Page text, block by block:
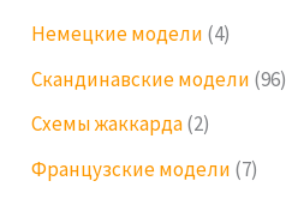
Немецкие модели (4)
Скандинавские модели (96)
Схемы жаккарда(2)
Французские модели (7)